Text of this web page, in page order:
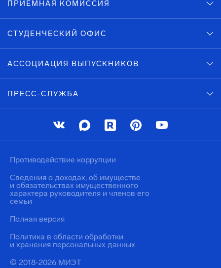
ПРИЕМНАЯ КОМИССИЯ
СТУДЕНЧЕСКИЙ ОФИС
АССОЦИАЦИЯ ВЫПУСКНИКОВ
ПРЕСС-СЛУЖБА
© 2018-2026 МИЭТ
Политика в области обработки
и хранения персональных данных
Противодействие коррупции
Сведения о доходах, об имуществе
и обязательствах имущественного
характера руководителя и членов его
семьи
Полная версия